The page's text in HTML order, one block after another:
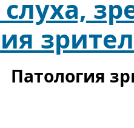
слуха,
Патология